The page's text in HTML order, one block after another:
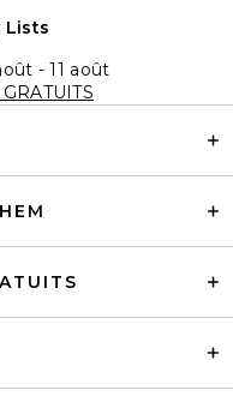
Lists
- 11 août